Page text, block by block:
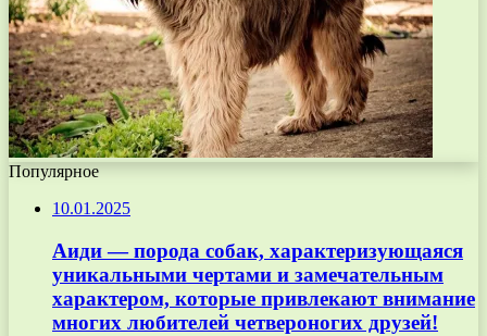
Популярное
10.01.2025
Аиди — порода собак, характеризующаяся
уникальными чертами и замечательным
характером, которые привлекают внимание
многих любителей четвероногих друзей!